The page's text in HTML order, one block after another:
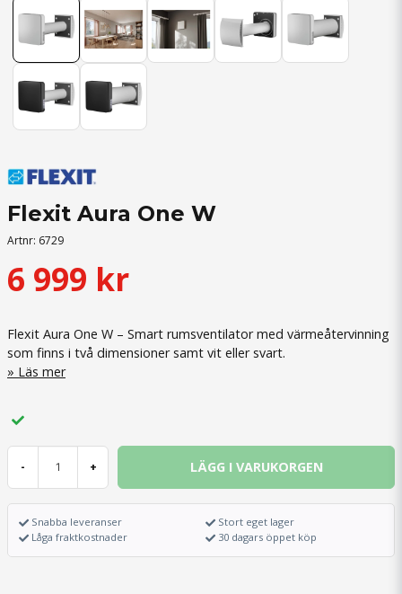
Flexit Aura One W
Artnr: 6729
6 999 kr
Flexit Aura One W – Smart rumsventilator med värmeåtervinning
som finns i två dimensioner samt vit eller svart.
Läs mer
- + LÄGG I VARUKORGEN
Snabba leveranser
Låga fraktkostnader
Stort eget lager
30 dagars öppet köp